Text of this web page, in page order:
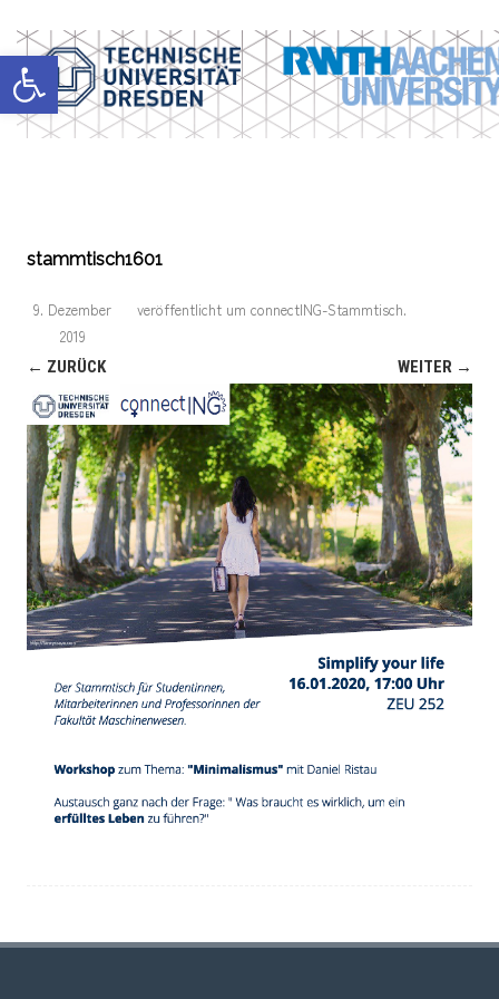
Werkzeugleiste öffnen
stammtisch1601
veröffentlicht
9. Dezember
2019
um connectING-Stammtisch.
← ZURÜCK WEITER →